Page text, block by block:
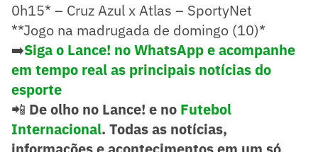
0h15* – Cruz Azul x Atlas – SportyNet
**Jogo na madrugada de domingo (10)*
➡️Siga o Lance! no WhatsApp e acompanhe
em tempo real as principais notícias do
esporte
📲 De olho no Lance! e no Futebol
Internacional. Todas as notícias,